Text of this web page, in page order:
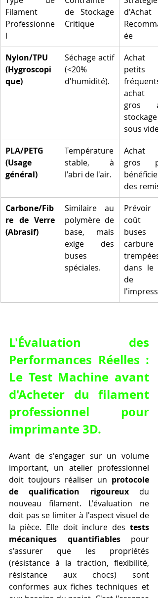
Filament
Professionne
l
de Stockage
Critique
d'Achat
ée
Nylon/TPU
(Hygroscopi
que)
Séchage actif
(<20%
d'humidité).
Achat
petits
achat
gros
stockage
sous vide.
PLA/PETG
(Usage
général)
Température
stable, à
l'abri de l'air.
Achat
gros
bénéficier
des
Carbone/Fib
re de Verre
(Abrasif)
Similaire au
polymère de
base, mais
exige des
buses
spéciales.
coût
buses
carbure
trempées
dans le
de
L'Évaluation des
Performances Réelles :
Le Test Machine avant
d'Acheter du filament
professionnel pour
imprimante 3D.
Avant de s'engager sur un volume
important, un atelier professionnel
doit toujours réaliser un protocole
de qualification rigoureux du
nouveau filament. L'évaluation ne
doit pas se limiter à l'aspect visuel de
la pièce. Elle doit inclure des tests
mécaniques quantifiables pour
s'assurer que les propriétés
(résistance à la traction, flexibilité,
résistance aux chocs) sont
conformes aux fiches techniques et